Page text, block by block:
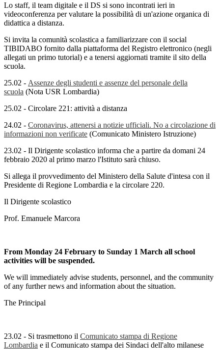
Lo staff, il team digitale e il DS si sono incontrati ieri in
videoconferenza per valutare la possibilità di un'azione organica di
didattica a distanza.
Si invita la comunità scolastica a familiarizzare con il social
TIBIDABO fornito dalla piattaforma del Registro elettronico (negli
allegati un primo tutorial) e a tenersi aggiornati tramite il sito della
scuola.
25.02 - Assenze degli studenti e assenze del personale della
scuola (Nota USR Lombardia)
25.02 - Circolare 221: attività a distanza
24.02 - Coronavirus, attenersi a notizie ufficiali. No a circolazione di
informazioni non verificate (Comunicato Ministero Istruzione)
23.02 - Il Dirigente scolastico informa che a partire da domani 24
febbraio 2020 al primo marzo l'Istituto sarà chiuso.
Si allega il provvedimento del Ministero della Salute d'intesa con il
Presidente di Regione Lombardia e la circolare 220.
Il Dirigente scolastico
Prof. Emanuele Marcora
From Monday 24 February to Sunday 1 March all school
activities will be suspended.
We will immediately advise students, personnel, and the community
of any further news and information about the situation.
The Principal
23.02 - Si trasmettono il Comunicato stampa di Regione
Lombardia e il Comunicato stampa dei Sindaci dell'alto milanese